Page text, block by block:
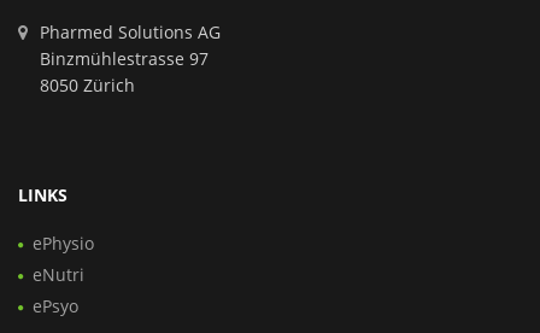
Pharmed Solutions AG
Binzmühlestrasse 97
8050 Zürich
LINKS
ePhysio
eNutri
ePsyo